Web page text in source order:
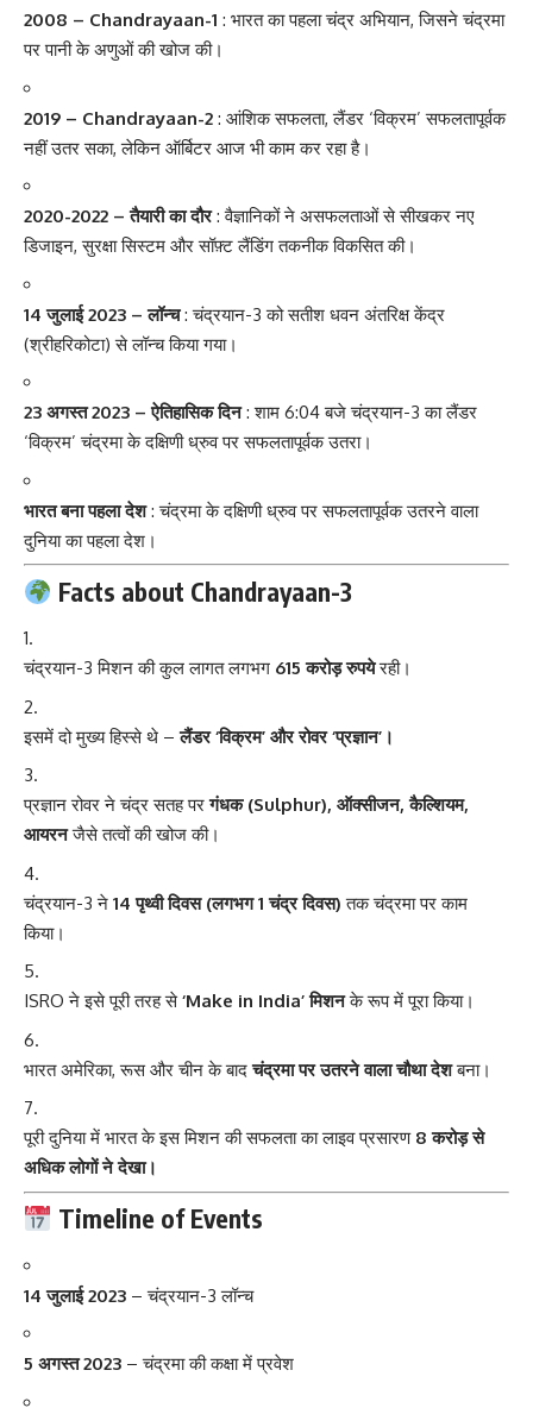
2008 – Chandrayaan-1 : भारत का पहला चंद्र अभियान, जिसने चंद्रमा
पर पानी के अणुओं की खोज की।
2019 – Chandrayaan-2 : आंशिक सफलता, लैंडर ‘विक्रम’ सफलतापूर्वक
नहीं उतर सका, लेकिन ऑर्बिटर आज भी काम कर रहा है।
2020-2022 – तैयारी का दौर: वैज्ञानिकों ने असफलताओं से सीखकर नए
डिजाइन, सुरक्षा सिस्टम और सॉफ़्ट लैंडिंग तकनीक विकसित की।
14 जुलाई 2023 – लॉन्च: चंद्रयान-3 को सतीश धवन अंतरिक्ष केंद्र
(श्रीहरिकोटा) से लॉन्च किया गया।
23 अगस्त 2023 – ऐतिहासिक दिन: शाम 6:04 बजे चंद्रयान-3 का लैंडर
‘विक्रम’ चंद्रमा के दक्षिणी ध्रुव पर सफलतापूर्वक उतरा।
भारत बना पहला देश: चंद्रमा के दक्षिणी ध्रुव पर सफलतापूर्वक उतरने वाला
दुनिया का पहला देश।
Facts about Chandrayaan-3
चंद्रयान-3 मिशन की कुल लागत लगभग 615 करोड़ रुपयेरही।
इसमें दो मुख्य हिस्से थे –लैंडर ‘विक्रम’ और रोवर ‘प्रज्ञान’।
प्रज्ञान रोवर ने चंद्र सतह परगंधक (Sulphur), ऑक्सीजन, कैल्शियम,
आयरनजैसे तत्वों की खोज की।
चंद्रयान-3 ने 14 पृथ्वी दिवस (लगभग 1 चंद्र दिवस) तक चंद्रमा पर काम
किया।
ISRO ने इसे पूरी तरह से‘Make in India’ मिशनके रूप में पूरा किया।
भारत अमेरिका, रूस और चीन के बादचंद्रमा पर उतरने वाला चौथा देशबना।
पूरी दुनिया में भारत के इस मिशन की सफलता का लाइव प्रसारण 8 करोड़ से
अधिक लोगों ने देखा।
Timeline of Events
14 जुलाई 2023 – चंद्रयान-3 लॉन्च
5 अगस्त 2023 – चंद्रमा की कक्षा में प्रवेश